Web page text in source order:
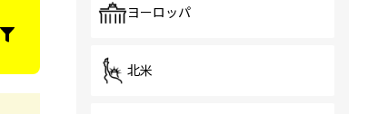
ヨーロッパ
北米